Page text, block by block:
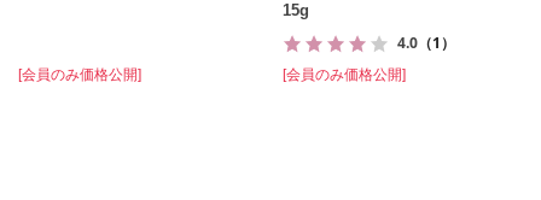
[会員のみ価格公開]
15g
4.0 （1）
[会員のみ価格公開]